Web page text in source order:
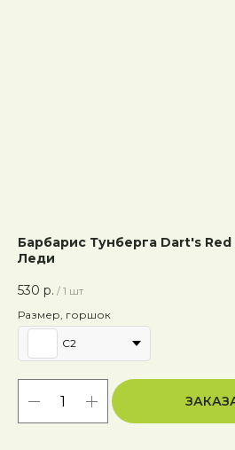
Барбарис Тунберга Dart's
Леди
530 р. / 1 шт
Размер, горшок
C2